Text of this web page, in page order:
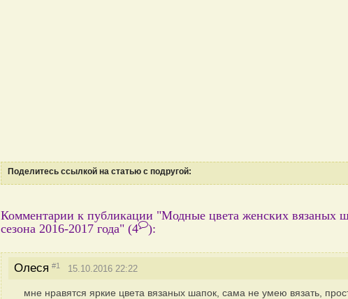
Поделитесь ссылкой на статью с подругой:
Комментарии к публикации "Модные цвета женских вязаных
сезона 2016-2017 года" (4 ):
Олеся #1 15.10.2016 22:22
мне нравятся яркие цвета вязаных шапок, сама не умею вязать,